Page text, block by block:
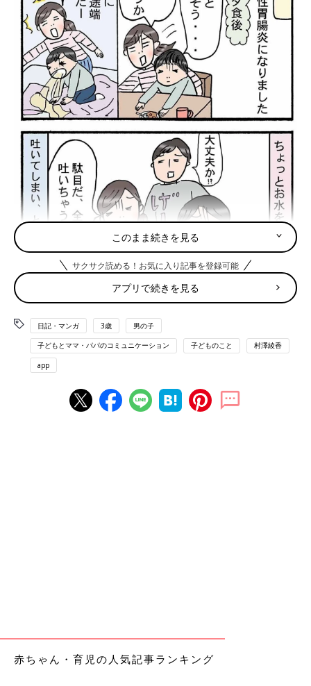
このまま続きを見る
サクサク読める！お気に入り記事を登録可能
アプリで続きを見る
日記・マンガ 3歳 男の子
子どもとママ・パパのコミュニケーション 子どものこと 村澤綾香
app
赤ちゃん・育児の人気記事ランキング